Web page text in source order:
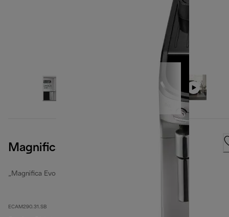
Magnifica Evo, Silver Black
„Magnifica Evo“
ECAM290.31.SB